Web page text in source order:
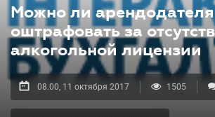
Можно ли
оштрафовать за
алкогольной лицензии
08.00, 11 октября 2017 1505